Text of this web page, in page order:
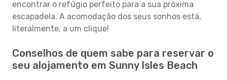
encontrar o refúgio perfeito para a sua próxima
escapadela. A acomodação dos seus sonhos está,
literalmente, a um clique!
Conselhos de quem sabe para reservar o
seu alojamento em Sunny Isles Beach